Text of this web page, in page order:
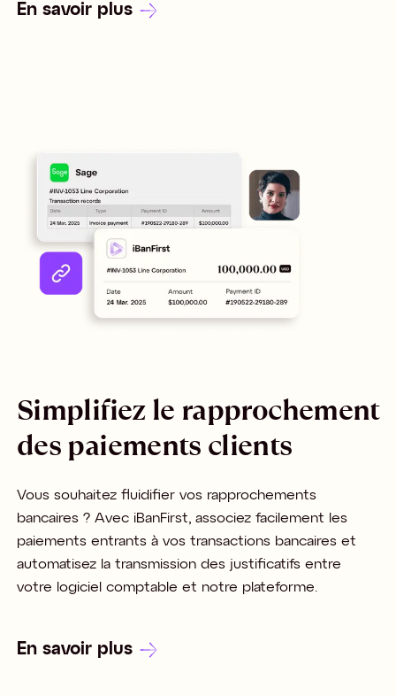
En savoir plus
Simplifiez le rapprochement
des paiements clients
Vous souhaitez fluidifier vos rapprochements
bancaires ? Avec iBanFirst, associez facilement les
paiements entrants à vos transactions bancaires et
automatisez la transmission des justificatifs entre
votre logiciel comptable et notre plateforme.
En savoir plus